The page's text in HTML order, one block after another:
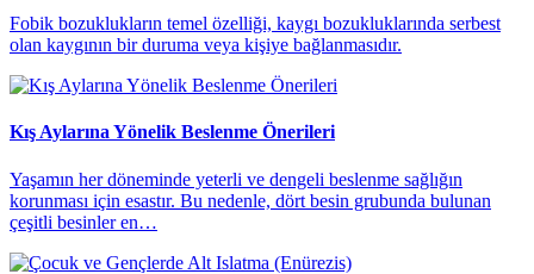
Fobik bozuklukların temel özelliği, kaygı bozukluklarında serbest
olan kaygının bir duruma veya kişiye bağlanmasıdır.
Kış Aylarına Yönelik Beslenme Önerileri
Yaşamın her döneminde yeterli ve dengeli beslenme sağlığın
korunması için esastır. Bu nedenle, dört besin grubunda bulunan
çeşitli besinler en…